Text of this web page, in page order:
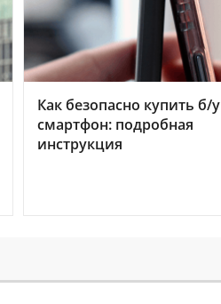
Как безопасно купить б/у
смартфон: подробная
инструкция